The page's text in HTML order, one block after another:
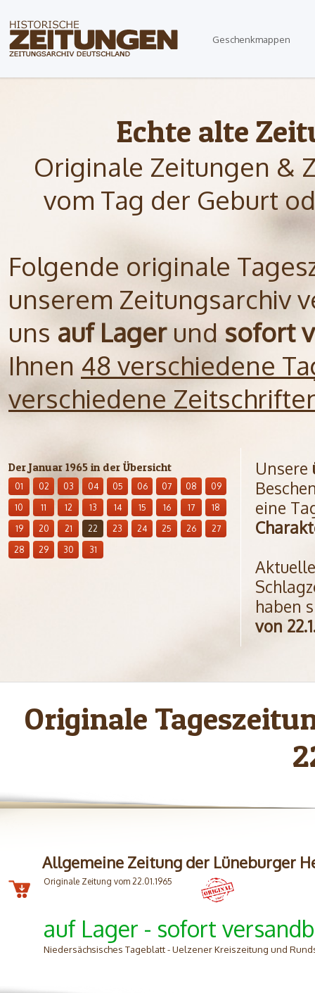
Geschenkmappen
Echte alte
Originale Zeitungen &
vom Tag der Geburt
Folgende originale
unserem Zeitungsarchiv
uns auf Lagerund sofort
Ihnen 48 verschiedene
verschiedene
Der Januar 1965 in der Übersicht
01 02 03 04 05 06 07 08
09
10
11 12 13 14 15 16 17
18
19
20 21 22 23 24 25 26
27
28
29 30 31
Unsere
eine
haben
von
Originale
Allgemeine Zeitung der Lüneburger
Originale Zeitung vom 22.01.1965
auf Lager - sofort
Niedersächsisches Tageblatt - Uelzener Kreiszeitung und